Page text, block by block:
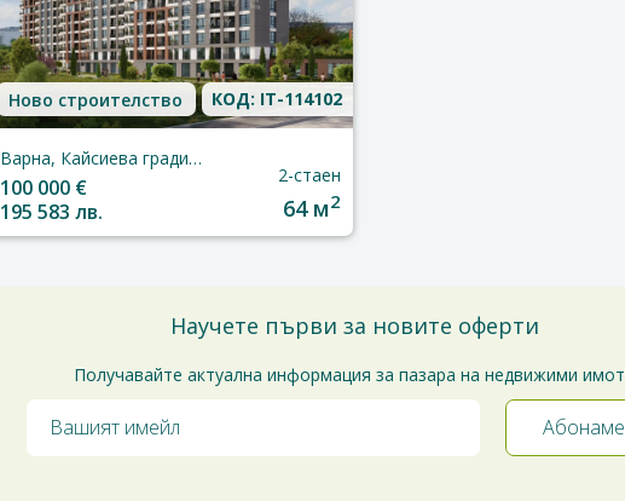
Ново строителство КОД: IT-114102
Варна, Кайсиева градина
100 000 €
195 583 лв.
2-стаен
64 м2
Научете първи за новите оферти
Получавайте актуална информация за пазара на недвижими